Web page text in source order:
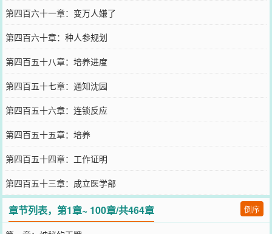
第四百六十一章：变万人嫌了
第四百六十章：种人参规划
第四百五十八章：培养进度
第四百五十七章：通知沈园
第四百五十六章：连锁反应
第四百五十五章：培养
第四百五十四章：工作证明
第四百五十三章：成立医学部
章节列表，第1章~ 100章/共464章 倒序